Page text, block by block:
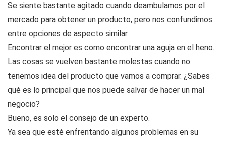
Se siente bastante agitado cuando deambulamos por el
mercado para obtener un producto, pero nos confundimos
entre opciones de aspecto similar.
Encontrar el mejor es como encontrar una aguja en el heno.
Las cosas se vuelven bastante molestas cuando no
tenemos idea del producto que vamos a comprar. ¿Sabes
qué es lo principal que nos puede salvar de hacer un mal
negocio?
Bueno, es solo el consejo de un experto.
Ya sea que esté enfrentando algunos problemas en su